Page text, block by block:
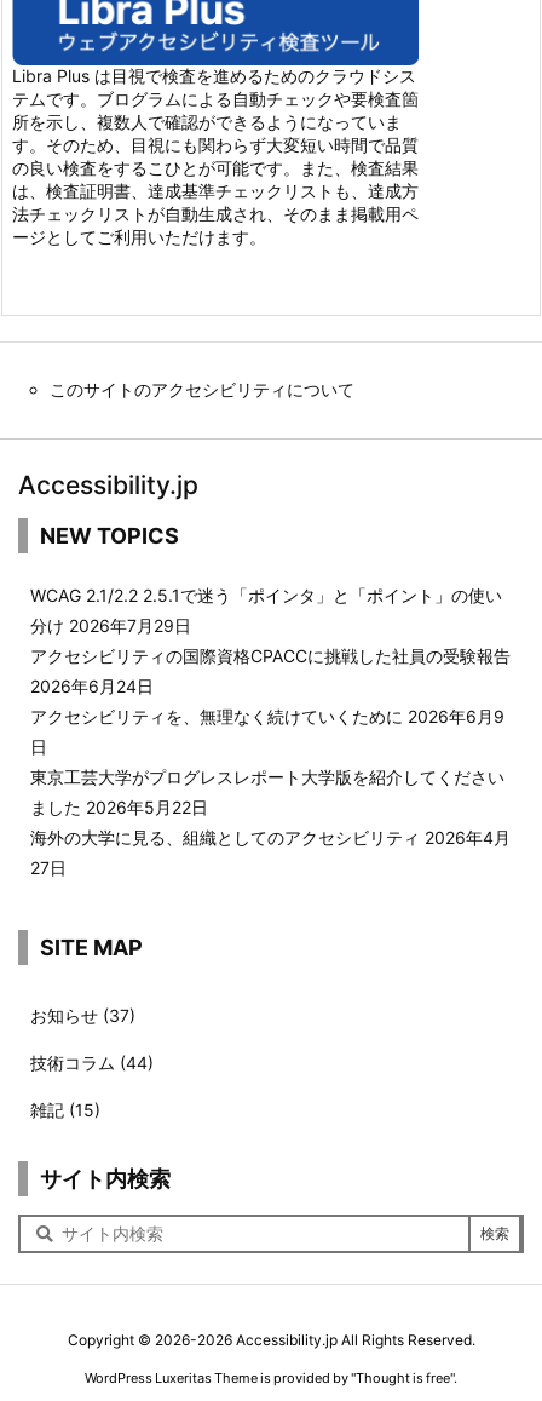
Libra Plus は目視で検査を進めるためのクラウドシス
テムです。ブログラムによる自動チェックや要検査箇
所を示し、複数人で確認ができるようになっていま
す。そのため、目視にも関わらず大変短い時間で品質
の良い検査をするこひとが可能です。また、検査結果
は、検査証明書、達成基準チェックリストも、達成方
法チェックリストが自動生成され、そのまま掲載用ペ
ージとしてご利用いただけます。
このサイトのアクセシビリティについて
Accessibility.jp
NEW TOPICS
WCAG 2.1/2.2 2.5.1で迷う「ポインタ」と「ポイント」の使い
分け 2026年7月29日
アクセシビリティの国際資格CPACCに挑戦した社員の受験報告
2026年6月24日
アクセシビリティを、無理なく続けていくために 2026年6月9
日
東京工芸大学がプログレスレポート大学版を紹介してください
ました 2026年5月22日
海外の大学に見る、組織としてのアクセシビリティ 2026年4月
27日
SITE MAP
お知らせ (37)
技術コラム (44)
雑記 (15)
サイト内検索
サ
イ
Copyright © 2026-2026 Accessibility.jpAll Rights Reserved.
WordPress Luxeritas Theme is provided by "Thought is free（新しいウィ
".